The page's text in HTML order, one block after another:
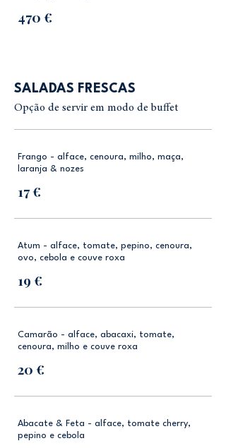
470 €
SALADAS FRESCAS
Opção de servir em modo de buffet
Frango - alface, cenoura, milho, maça,
laranja & nozes
17 €
Atum - alface, tomate, pepino, cenoura,
ovo, cebola e couve roxa
19 €
Camarão - alface, abacaxi, tomate,
cenoura, milho e couve roxa
20 €
Abacate & Feta - alface, tomate cherry,
pepino e cebola